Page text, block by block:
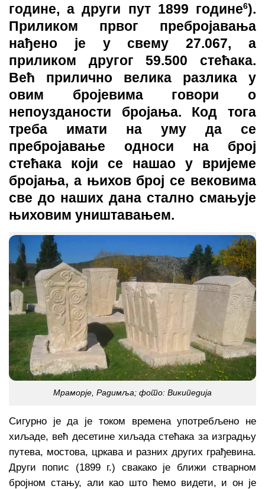
године, а други пут 1899 године6).
Приликом првог пребројавања
нађено је у свему 27.067, а
приликом другог 59.500 стећака.
Већ прилично велика разлика у
овим бројевима говори о
непоузданости бројања. Код тога
треба имати на уму да се
пребројавање односи на број
стећака који се нашао у вријеме
бројања, а њихов број се вековима
све до наших дана стално смањује
њиховим уништавањем.
Мраморје, Радимља; фото: Википедија
Сигурно је да је током времена употребљено не
хиљаде, већ десетине хиљада стећака за изградњу
путева, мостова, цркава и разних других грађевина.
Други попис (1899 г.) свакако је ближи стварном
бројном стању, али као што ћемо видети, и он је